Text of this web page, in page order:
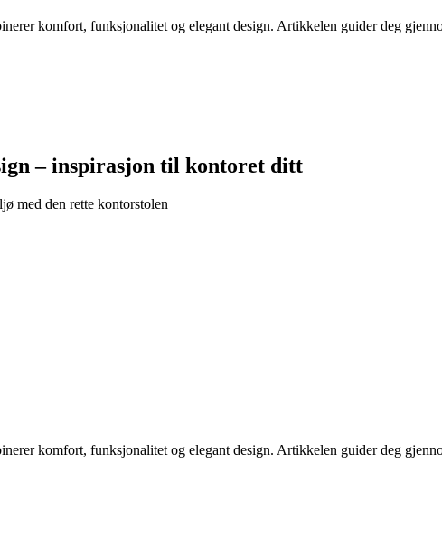
komfort, funksjonalitet og elegant design. Artikkelen guider deg
– inspirasjon til kontoret ditt
med den rette kontorstolen
komfort, funksjonalitet og elegant design. Artikkelen guider deg